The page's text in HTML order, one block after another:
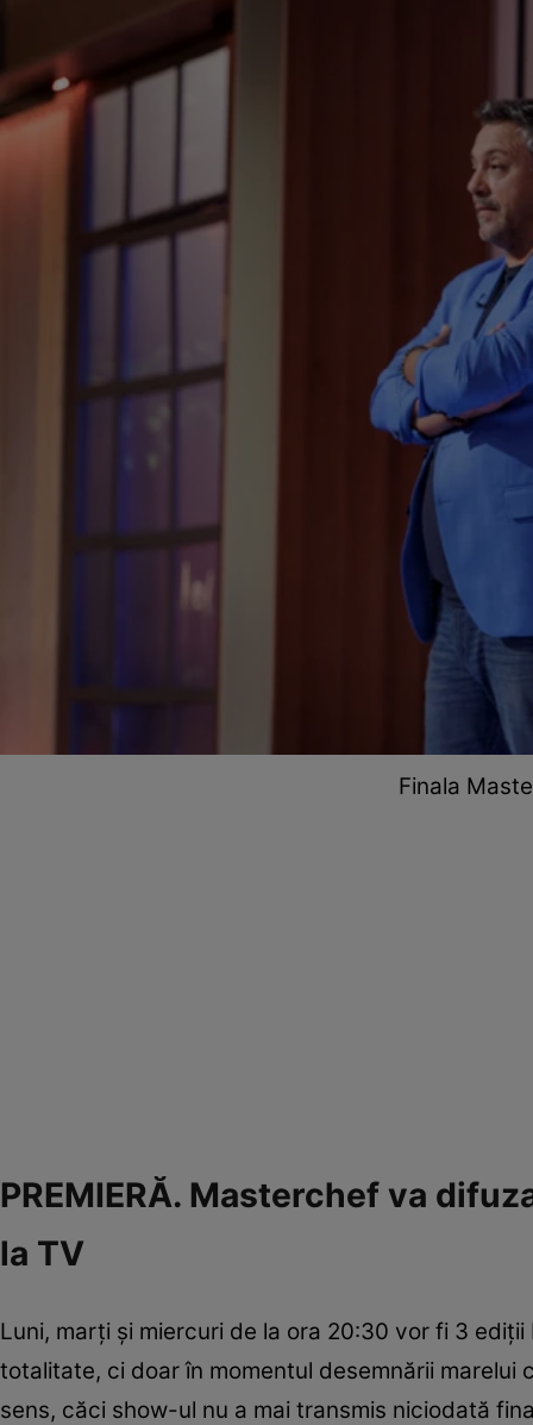
Finala
PREMIERĂ. Masterchef va
la TV
Luni, marți și miercuri de la ora 20:30 vor fi 3
totalitate, ci doar în momentul desemnării
sens, căci show-ul nu a mai transmis niciodată